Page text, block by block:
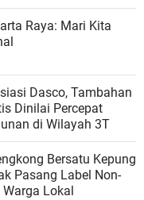
Raya: Mari Kita
Dasco, Tambahan
Dinilai Percepat
di Wilayah 3T
Bersatu Kepung
Pasang Label Non-
Lokal